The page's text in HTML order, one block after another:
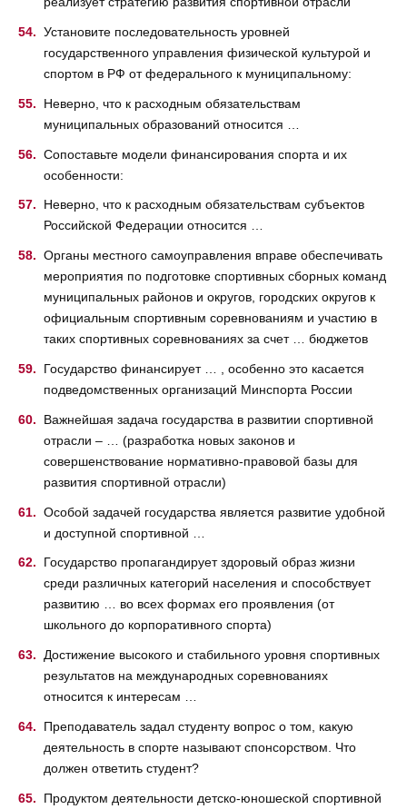
Установите последовательность уровней
государственного управления физической культурой и
спортом в РФ от федерального к муниципальному:
Неверно, что к расходным обязательствам
муниципальных образований относится …
Сопоставьте модели финансирования спорта и их
особенности:
Неверно, что к расходным обязательствам субъектов
Российской Федерации относится …
Органы местного самоуправления вправе обеспечивать
мероприятия по подготовке спортивных сборных команд
муниципальных районов и округов, городских округов к
официальным спортивным соревнованиям и участию в
таких спортивных соревнованиях за счет … бюджетов
Государство финансирует … , особенно это касается
подведомственных организаций Минспорта России
Важнейшая задача государства в развитии спортивной
отрасли – … (разработка новых законов и
совершенствование нормативно-правовой базы для
развития спортивной отрасли)
Особой задачей государства является развитие удобной
и доступной спортивной …
Государство пропагандирует здоровый образ жизни
среди различных категорий населения и способствует
развитию … во всех формах его проявления (от
школьного до корпоративного спорта)
Достижение высокого и стабильного уровня спортивных
результатов на международных соревнованиях
относится к интересам …
Преподаватель задал студенту вопрос о том, какую
деятельность в спорте называют спонсорством. Что
должен ответить студент?
Продуктом деятельности детско-юношеской спортивной